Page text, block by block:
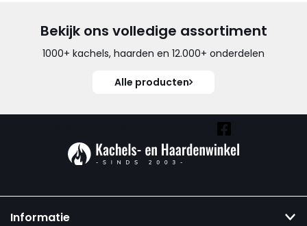
Bekijk ons volledige assortiment
1000+ kachels, haarden en 12.000+ onderdelen
Alle producten
Informatie